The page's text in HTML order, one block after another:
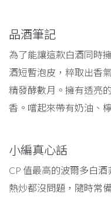
品酒筆記
為了能讓這款白酒同時
酒短暫泡皮，粹取出香
精發酵數月。擁有透亮
香。嚐起來帶有奶油、
小編真心話
CP 值最高的波爾多白
熱炒都沒問題，隨時常